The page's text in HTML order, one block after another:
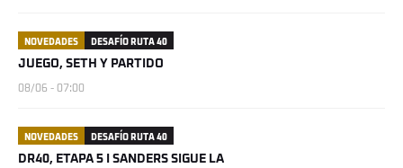
NOVEDADES DESAFÍO RUTA 40
JUEGO, SETH Y PARTIDO
08/06 - 07:00
NOVEDADES DESAFÍO RUTA 40
DR40, ETAPA 5 I SANDERS SIGUE LA